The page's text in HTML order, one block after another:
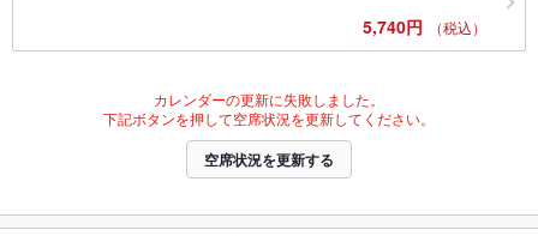
5,740円 （税込）
カレンダーの更新に失敗しました。
下記ボタンを押して空席状況を更新してください。
空席状況を更新する